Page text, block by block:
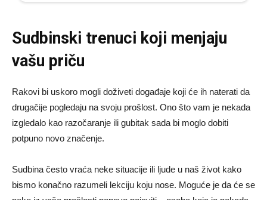
Sudbinski trenuci koji menjaju
vašu priču
Rakovi bi uskoro mogli doživeti događaje koji će ih naterati da
drugačije pogledaju na svoju prošlost. Ono što vam je nekada
izgledalo kao razočaranje ili gubitak sada bi moglo dobiti
potpuno novo značenje.
Sudbina često vraća neke situacije ili ljude u naš život kako
bismo konačno razumeli lekciju koju nose. Moguće je da će se